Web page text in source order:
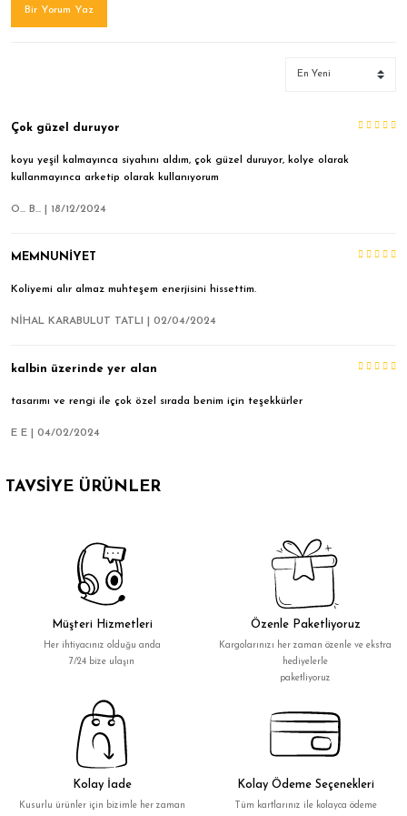
Bir Yorum Yaz
Çok güzel duruyor
koyu yeşil kalmayınca siyahını aldım, çok güzel duruyor, kolye olarak
kullanmayınca arketip olarak kullanıyorum
O... B... | 18/12/2024
MEMNUNİYET
Koliyemi alır almaz muhteşem enerjisini hissettim.
NİHAL KARABULUT TATLI | 02/04/2024
kalbin üzerinde yer alan
tasarımı ve rengi ile çok özel sırada benim için teşekkürler
E E | 04/02/2024
TAVSİYE ÜRÜNLER
Palo Santo (Doğanın gücü) Yeşim Taşlı Roller (Tüm yüz için ikili set)
Müşteri Hizmetleri
Her ihtiyacınız olduğu anda
7/24 bize ulaşın
Özenle Paketliyoruz
Kargolarınızı her zaman özenle ve ekstra
hediyelerle
paketliyoruz
Kolay İade
Kusurlu ürünler için bizimle her zaman
Kolay Ödeme Seçenekleri
Tüm kartlarınız ile kolayca ödeme